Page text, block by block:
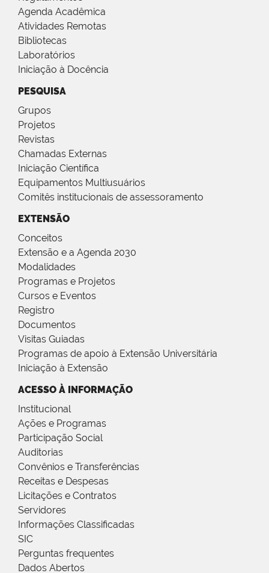
Agenda Acadêmica
Atividades Remotas
Bibliotecas
Laboratórios
Iniciação à Docência
PESQUISA
Grupos
Projetos
Revistas
Chamadas Externas
Iniciação Científica
Equipamentos Multiusuários
Comitês institucionais de assessoramento
EXTENSÃO
Conceitos
Extensão e a Agenda 2030
Modalidades
Programas e Projetos
Cursos e Eventos
Registro
Documentos
Visitas Guiadas
Programas de apoio à Extensão Universitária
Iniciação à Extensão
ACESSO À INFORMAÇÃO
Institucional
Ações e Programas
Participação Social
Auditorias
Convênios e Transferências
Receitas e Despesas
Licitações e Contratos
Servidores
Informações Classificadas
SIC
Perguntas frequentes
Dados Abertos